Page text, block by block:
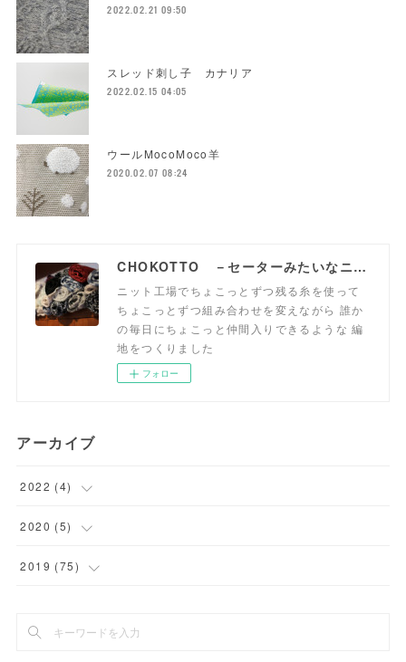
2022.02.21 09:50
スレッド刺し子 カナリア
2022.02.15 04:05
ウールMocoMoco羊
2020.02.07 08:24
CHOKOTTO －セーターみたいなニット生地、おいてます－
ニット工場でちょこっとずつ残る糸を使って
ちょこっとずつ組み合わせを変えながら 誰か
の毎日にちょこっと仲間入りできるような 編
地をつくりました
フォロー
アーカイブ
2022 (4)
(1
(1)
2020 (5)
(5)
2019 (75)